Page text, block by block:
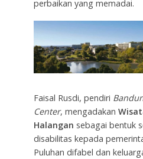
perbaikan yang memadai.
Faisal Rusdi, pendiri
Center, mengadakan
Halangan sebagai bentuk
disabilitas kepada
Puluhan difabel dan